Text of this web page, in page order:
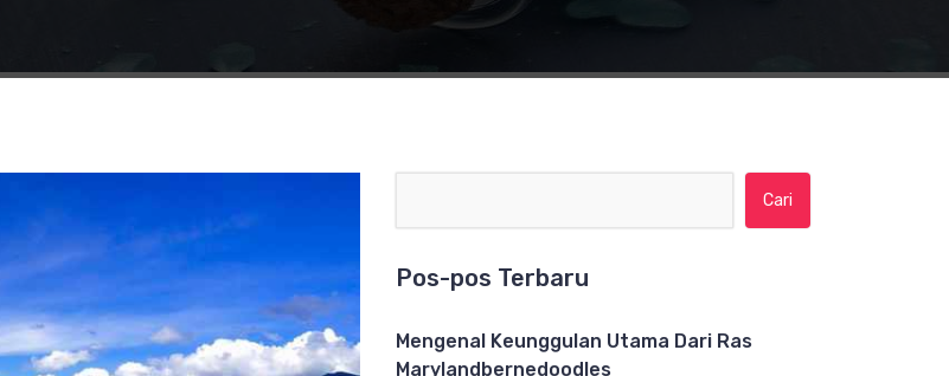
Pos-pos Terbaru
Mengenal Keunggulan Utama Dari Ras
Marylandbernedoodles